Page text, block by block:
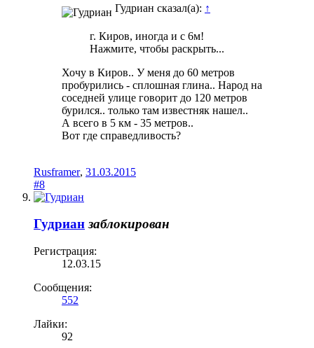
Гудриан сказал(а): ↑
г. Киров, иногда и с 6м!
Нажмите, чтобы раскрыть...
Хочу в Киров.. У меня до 60 метров
пробурились - сплошная глина.. Народ на
соседней улице говорит до 120 метров
бурился.. только там известняк нашел..
А всего в 5 км - 35 метров..
Вот где справедливость?
Rusframer, 31.03.2015
#8
Гудриан заблокирован
Регистрация:
12.03.15
Сообщения:
552
Лайки:
92